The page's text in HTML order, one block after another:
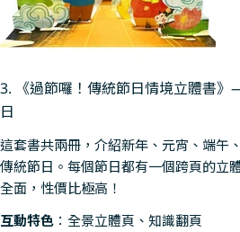
3. 《過節囉！傳統節日情境立體書
日
這套書共兩冊，介紹新年、元宵、端午
傳統節日。每個節日都有一個跨頁的立
全面，性價比極高！
互動特色 ：全景立體頁、知識翻頁